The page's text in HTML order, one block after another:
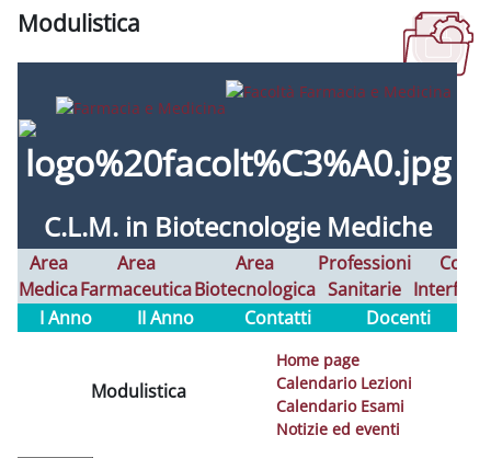
Modulistica
C.L.M. in Biotecnologie Mediche
Area
Medica
Area
Farmaceutica
Area
Biotecnologica
Professioni
Sanitarie
Corsi
I Anno
II Anno Contatti Docenti
Modulistica
Home page
Calendario Lezioni
Calendario Esami
Notizie ed eventi